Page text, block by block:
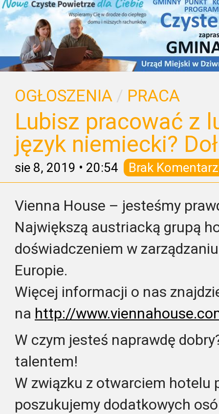
OGŁOSZENIA / PRACA
Lubisz pracować z
język niemiecki?
sie 8, 2019 • 20:54 Brak
Vienna House – jesteśmy
Największą austriacką grupą
doświadczeniem w
Europie.
Więcej informacji o nas
na http://
W czym jesteś naprawdę
talentem!
W związku z otwarciem hotelu
poszukujemy dodatkowych